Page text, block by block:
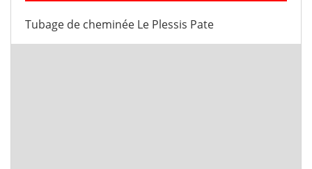
Tubage de cheminée Le Plessis Pate